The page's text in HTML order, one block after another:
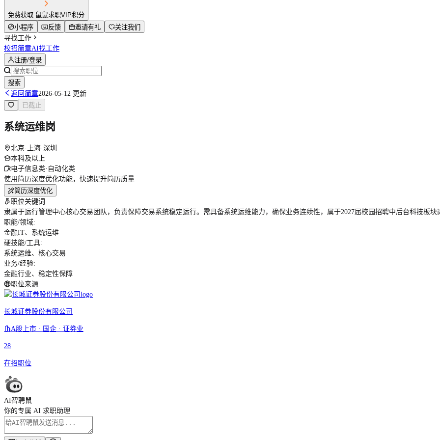
免费获取 鼠鼠求职VIP积分
小程序
反馈 邀请有礼
关注我们
寻找工作
校招简章AI找工作
注册/登录
搜索
返回简章2026-05-12 更新
已截止
系统运维岗
北京·上海·深圳
本科及以上
电子信息类·自动化类
使用简历深度优化功能，快速提升简历质量
简历深度优化
职位关键词
隶属于运行管理中心核心交易团队，负责保障交易系统稳定运行。需具备系统运维能力，确保业务连续性，属于2027届校园招聘中后台科技板块
职能/领域:
金融IT、系统运维
硬技能/工具:
系统运维、核心交易
业务/经验:
金融行业、稳定性保障
职位来源
长城证券股份有限公司
A股上市 · 国企 · 证券业
28
在招职位
AI智聘鼠
你的专属 AI 求职助理